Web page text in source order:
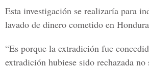
Esta investigación se realizaría para
lavado de dinero cometido en
“Es porque la extradición fue
extradición hubiese sido rechazada